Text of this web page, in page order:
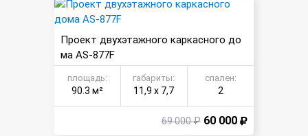
Проект двухэтажного каркасного до
ма AS-877F
площадь:
90.3 м²
габариты:
11,9 х 7,7
спален:
2
69 000 ₽ 60 000